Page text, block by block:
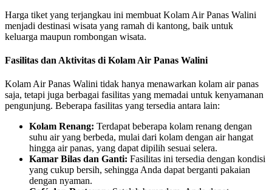
Harga tiket yang terjangkau ini membuat Kolam Air Panas Walini
menjadi destinasi wisata yang ramah di kantong, baik untuk
keluarga maupun rombongan wisata.
Fasilitas dan Aktivitas di Kolam Air Panas Walini
Kolam Air Panas Walini tidak hanya menawarkan kolam air panas
saja, tetapi juga berbagai fasilitas yang memadai untuk kenyamanan
pengunjung. Beberapa fasilitas yang tersedia antara lain:
Kolam Renang: Terdapat beberapa kolam renang dengan
suhu air yang berbeda, mulai dari kolam dengan air hangat
hingga air panas, yang dapat dipilih sesuai selera.
Kamar Bilas dan Ganti: Fasilitas ini tersedia dengan kondisi
yang cukup bersih, sehingga Anda dapat berganti pakaian
dengan nyaman.